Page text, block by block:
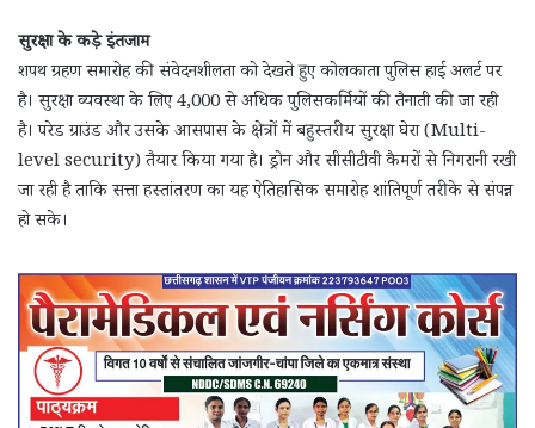
सुरक्षा के कड़े इंतजाम
शपथ ग्रहण समारोह की संवेदनशीलता को देखते हुए कोलकाता पुलिस हाई अलर्ट पर
है। सुरक्षा व्यवस्था के लिए 4,000 से अधिक पुलिसकर्मियों की तैनाती की जा रही
है। परेड ग्राउंड और उसके आसपास के क्षेत्रों में बहुस्तरीय सुरक्षा घेरा (Multi-
level security) तैयार किया गया है। ड्रोन और सीसीटीवी कैमरों से निगरानी रखी
जा रही है ताकि सत्ता हस्तांतरण का यह ऐतिहासिक समारोह शांतिपूर्ण तरीके से संपन्न
हो सके।